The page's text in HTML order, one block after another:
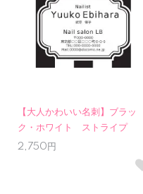
【大人かわいい名刺】ブラッ
ク・ホワイト ストライプ
2,750円